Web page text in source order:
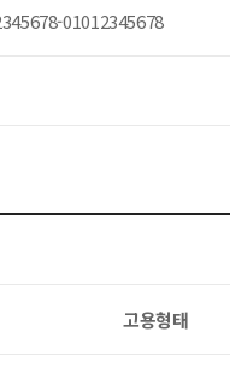
01012345678
고용형태